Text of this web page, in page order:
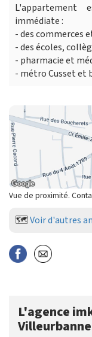
L'appartement
immédiate :
- des commerces
- des écoles,
- pharmacie et
- métro Cusset et
Vue de proximité.
🗺️Voir d'autres
L'agence
Villeurbanne